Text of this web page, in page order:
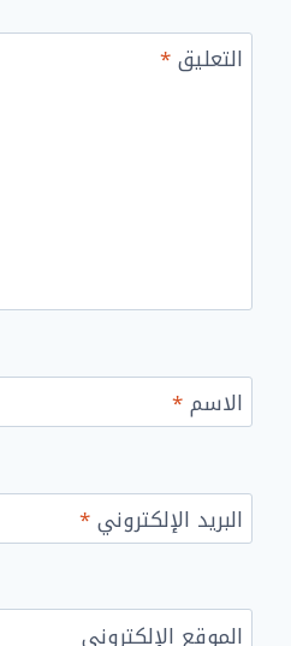
التعليق*
الاسم*
البريد الإلكتروني*
الموقع الإلكتروني